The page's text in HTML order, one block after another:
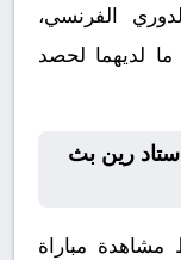
الفرنسي،
لديهما لحصد
ستاد رين بث
مباراة